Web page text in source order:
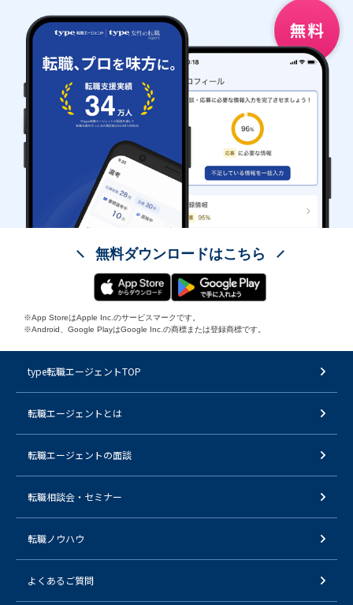
無料ダウンロードはこちら
※App StoreはApple Inc.のサービスマークです。
※Android、Google PlayはGoogle Inc.の商標または登録商標です。
type転職エージェントTOP
転職エージェントとは
転職エージェントの面談
転職相談会・セミナー
転職ノウハウ
よくあるご質問